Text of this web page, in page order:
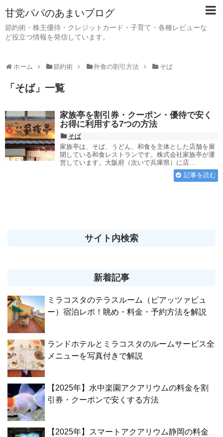
甘党パパのあまいブログ
節約術・株主優待・クレジットカード・子育て・各種レビューな
ど役立つ情報を発信しています。
ホーム 節約術 外食の割引方法 そば
「 そば」 一覧
家族亭を割引券・クーポン・優待で安く
お得に利用する7つの方法
そば
家族亭は、そば、うどん、和食を主体とした店舗を展
開している和食レストランです。株式会社家族亭が運
営しています。大阪府（次いで兵庫県）に店...
記事を読む
サイト内検索
新着記事
ミラコスタのテラスルーム（ピアッツァビュ
ー）宿泊レポ！眺め・料金・予約方法を解説
ランドホテルとミラコスタのルームサービス全
メニューを写真付きで解説
【2025年】水中楽園アクアリウムの料金を割
引券・クーポンで安くする方法
【2025年】スマートアクアリウム静岡の料金